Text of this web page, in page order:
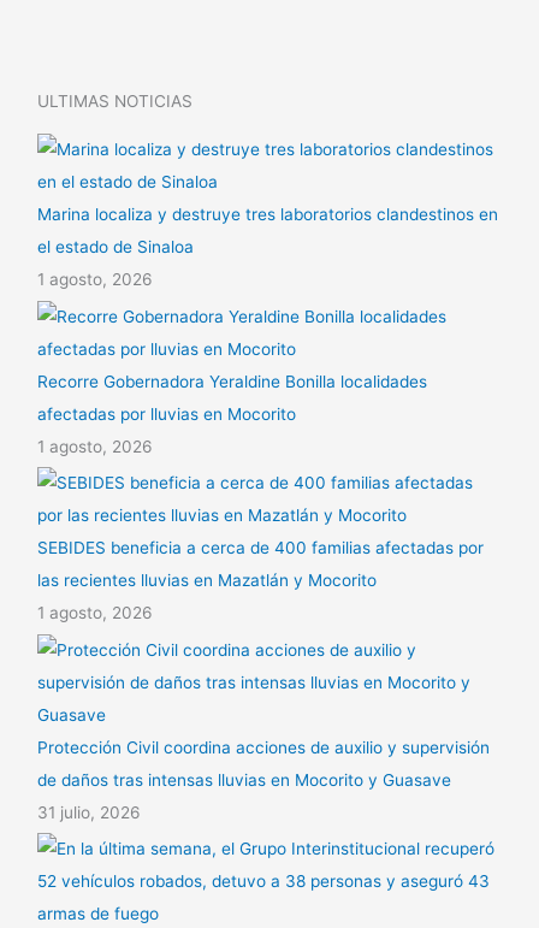
ULTIMAS NOTICIAS
Marina localiza y destruye tres laboratorios clandestinos en
el estado de Sinaloa
1 agosto, 2026
Recorre Gobernadora Yeraldine Bonilla localidades
afectadas por lluvias en Mocorito
1 agosto, 2026
SEBIDES beneficia a cerca de 400 familias afectadas por
las recientes lluvias en Mazatlán y Mocorito
1 agosto, 2026
Protección Civil coordina acciones de auxilio y supervisión
de daños tras intensas lluvias en Mocorito y Guasave
31 julio, 2026